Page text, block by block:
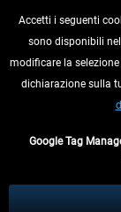
RECEDERE
eventualmente
Accetti i seguenti
sono disponibili
modificare la
dichiarazione sulla
Google Tag